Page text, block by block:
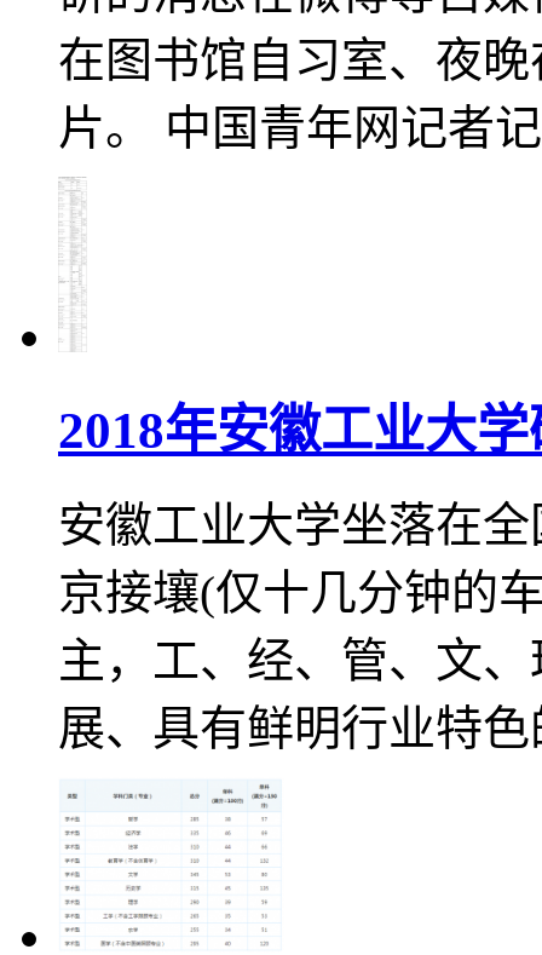
在图书馆自习室、夜
片。 中国青年网记者
2018年安徽工业大
安徽工业大学坐落在
京接壤(仅十几分钟的
主，工、经、管、文
展、具有鲜明行业特色